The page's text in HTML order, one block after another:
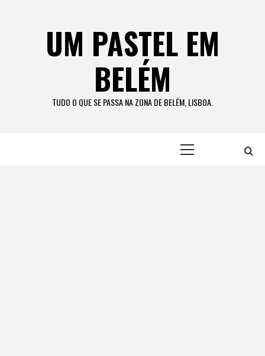
UM PASTEL EM
BELÉM
TUDO O QUE SE PASSA NA ZONA DE BELÉM, LISBOA.